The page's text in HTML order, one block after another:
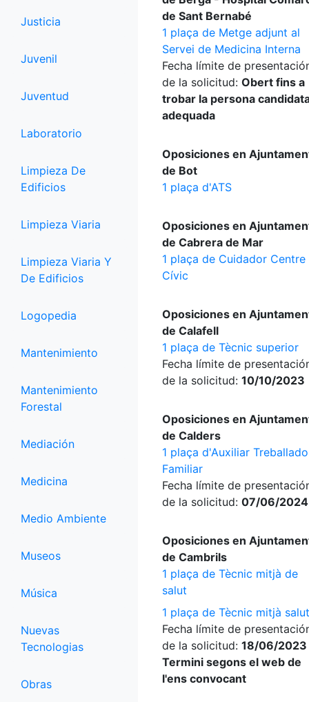
Justicia
Juvenil
Juventud
Laboratorio
Limpieza De
Edificios
Limpieza Viaria
Limpieza Viaria Y
De Edificios
Logopedia
Mantenimiento
Mantenimiento
Forestal
Mediación
Medicina
Medio Ambiente
Museos
Música
Nuevas
Tecnologias
Obras
de Sant Bernabé
1 plaça de Metge adjunt al
Servei de Medicina Interna
Fecha límite de
de la solicitud: Obert fins a
trobar la persona
adequada
Oposiciones en
de Bot
1 plaça d'ATS
Oposiciones en
de Cabrera de Mar
1 plaça de Cuidador Centre
Cívic
Oposiciones en
de Calafell
1 plaça de Tècnic superior
Fecha límite de
de la solicitud: 10/10/2023
Oposiciones en
de Calders
1 plaça d'Auxiliar
Familiar
Fecha límite de
de la solicitud: 07/06/2024
Oposiciones en
de Cambrils
1 plaça de Tècnic mitjà de
salut
1 plaça de Tècnic mitjà salut
Fecha límite de
de la solicitud: 18/06/
Termini segons el web de
l'ens convocant